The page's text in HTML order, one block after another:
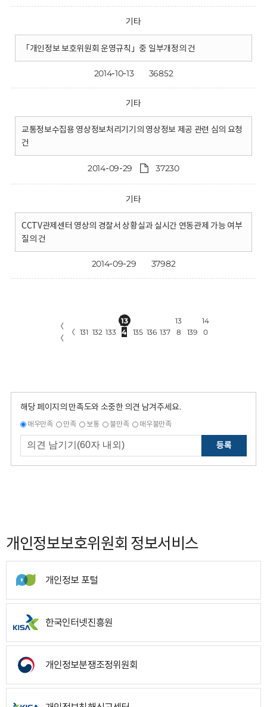
기타
「개인정보 보호위원회 운영규칙」중 일부개정의 건
2014-10-13 36852
기타
교통정보수집용 영상정보처리기기의 영상정보 제공 관련 심의 요청
건
2014-09-29 37230
기타
CCTV관제센터 영상의 경찰서 상황실과 실시간 연동관제 가능 여부
질의 건
2014-09-29 37982
〈
〈
〈 131 132 133
13
4
135 136 137
13
8
139
14
0
해당 페이지의 만족도와 소중한 의견 남겨주세요.
매우만족 만족 보통 불만족 매우불만족
등록
개인정보보호위원회 정보서비스
개인정보 포털
한국인터넷진흥원
개인정보분쟁조정위원회